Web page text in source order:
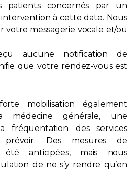
patients concernés par un
à cette date. Nous
votre messagerie vocale et/ou
aucune notification de
que votre rendez-vous est
mobilisation également
médecine générale, une
fréquentation des services
Des mesures de
anticipées, mais nous
de ne s’y rendre qu’en